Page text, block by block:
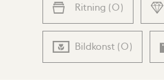
Ritning (0)
Bildkonst (0)